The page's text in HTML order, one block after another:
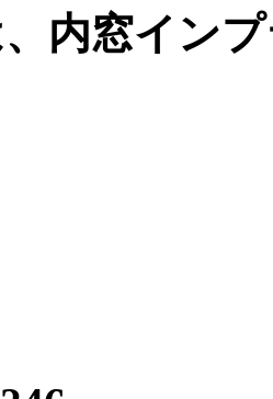
内窓イン